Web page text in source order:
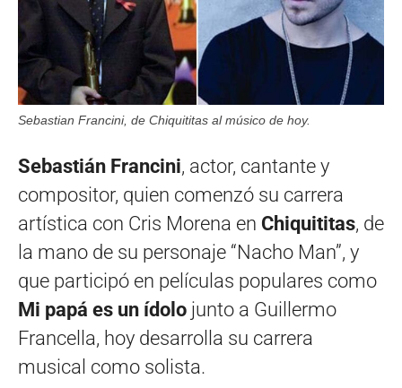
Sebastian Francini, de Chiquititas al músico de hoy.
Sebastián Francini, actor, cantante y
compositor, quien comenzó su carrera
artística con Cris Morena en Chiquititas, de
la mano de su personaje “Nacho Man”, y
que participó en películas populares como
Mi papá es un ídolo junto a Guillermo
Francella, hoy desarrolla su carrera
musical como solista.